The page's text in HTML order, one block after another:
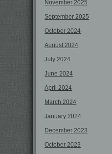
November 2025
September 2025
October 2024
August 2024
July 2024
June 2024
April 2024
March 2024
January 2024
December 2023
October 2023